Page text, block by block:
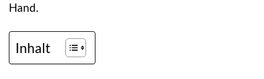
Hand.
Inhalt